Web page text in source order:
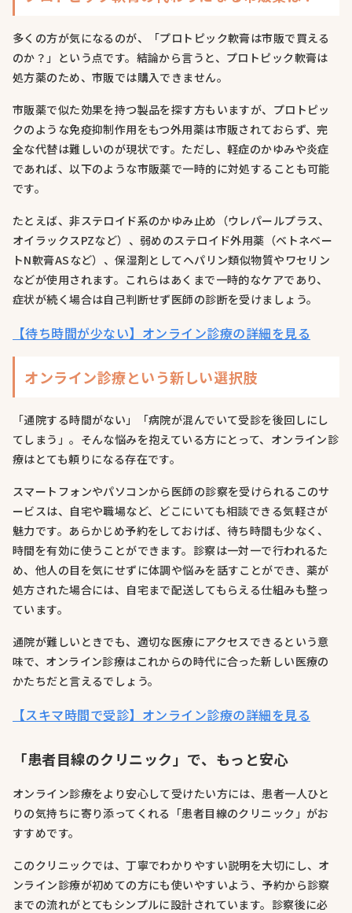
多くの方が気になるのが、「プロトピック軟膏は市販で買える
のか？」という点です。結論から言うと、プロトピック軟膏は
処方薬のため、市販では購入できません。
市販薬で似た効果を持つ製品を探す方もいますが、プロトピッ
クのような免疫抑制作用をもつ外用薬は市販されておらず、完
全な代替は難しいのが現状です。ただし、軽症のかゆみや炎症
であれば、以下のような市販薬で一時的に対処することも可能
です。
たとえば、非ステロイド系のかゆみ止め（ウレパールプラス、
オイラックスPZなど）、弱めのステロイド外用薬（ベトネベー
トN軟膏ASなど）、保湿剤としてヘパリン類似物質やワセリン
などが使用されます。これらはあくまで一時的なケアであり、
症状が続く場合は自己判断せず医師の診断を受けましょう。
【待ち時間が少ない】オンライン診療の詳細を見る
オンライン診療という新しい選択肢
「通院する時間がない」「病院が混んでいて受診を後回しにし
てしまう」。そんな悩みを抱えている方にとって、オンライン診
療はとても頼りになる存在です。
スマートフォンやパソコンから医師の診察を受けられるこのサ
ービスは、自宅や職場など、どこにいても相談できる気軽さが
魅力です。あらかじめ予約をしておけば、待ち時間も少なく、
時間を有効に使うことができます。診察は一対一で行われるた
め、他人の目を気にせずに体調や悩みを話すことができ、薬が
処方された場合には、自宅まで配送してもらえる仕組みも整っ
ています。
通院が難しいときでも、適切な医療にアクセスできるという意
味で、オンライン診療はこれからの時代に合った新しい医療の
かたちだと言えるでしょう。
【スキマ時間で受診】オンライン診療の詳細を見る
「患者目線のクリニック」で、もっと安心
オンライン診療をより安心して受けたい方には、患者一人ひと
りの気持ちに寄り添ってくれる「患者目線のクリニック」がお
すすめです。
このクリニックでは、丁寧でわかりやすい説明を大切にし、オ
ンライン診療が初めての方にも使いやすいよう、予約から診察
までの流れがとてもシンプルに設計されています。診察後に必